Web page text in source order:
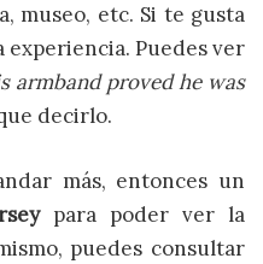
museo, etc. Si te gusta
Puedes ver
armband proved he was
decirlo.
más, entonces un
para poder ver la
puedes consultar